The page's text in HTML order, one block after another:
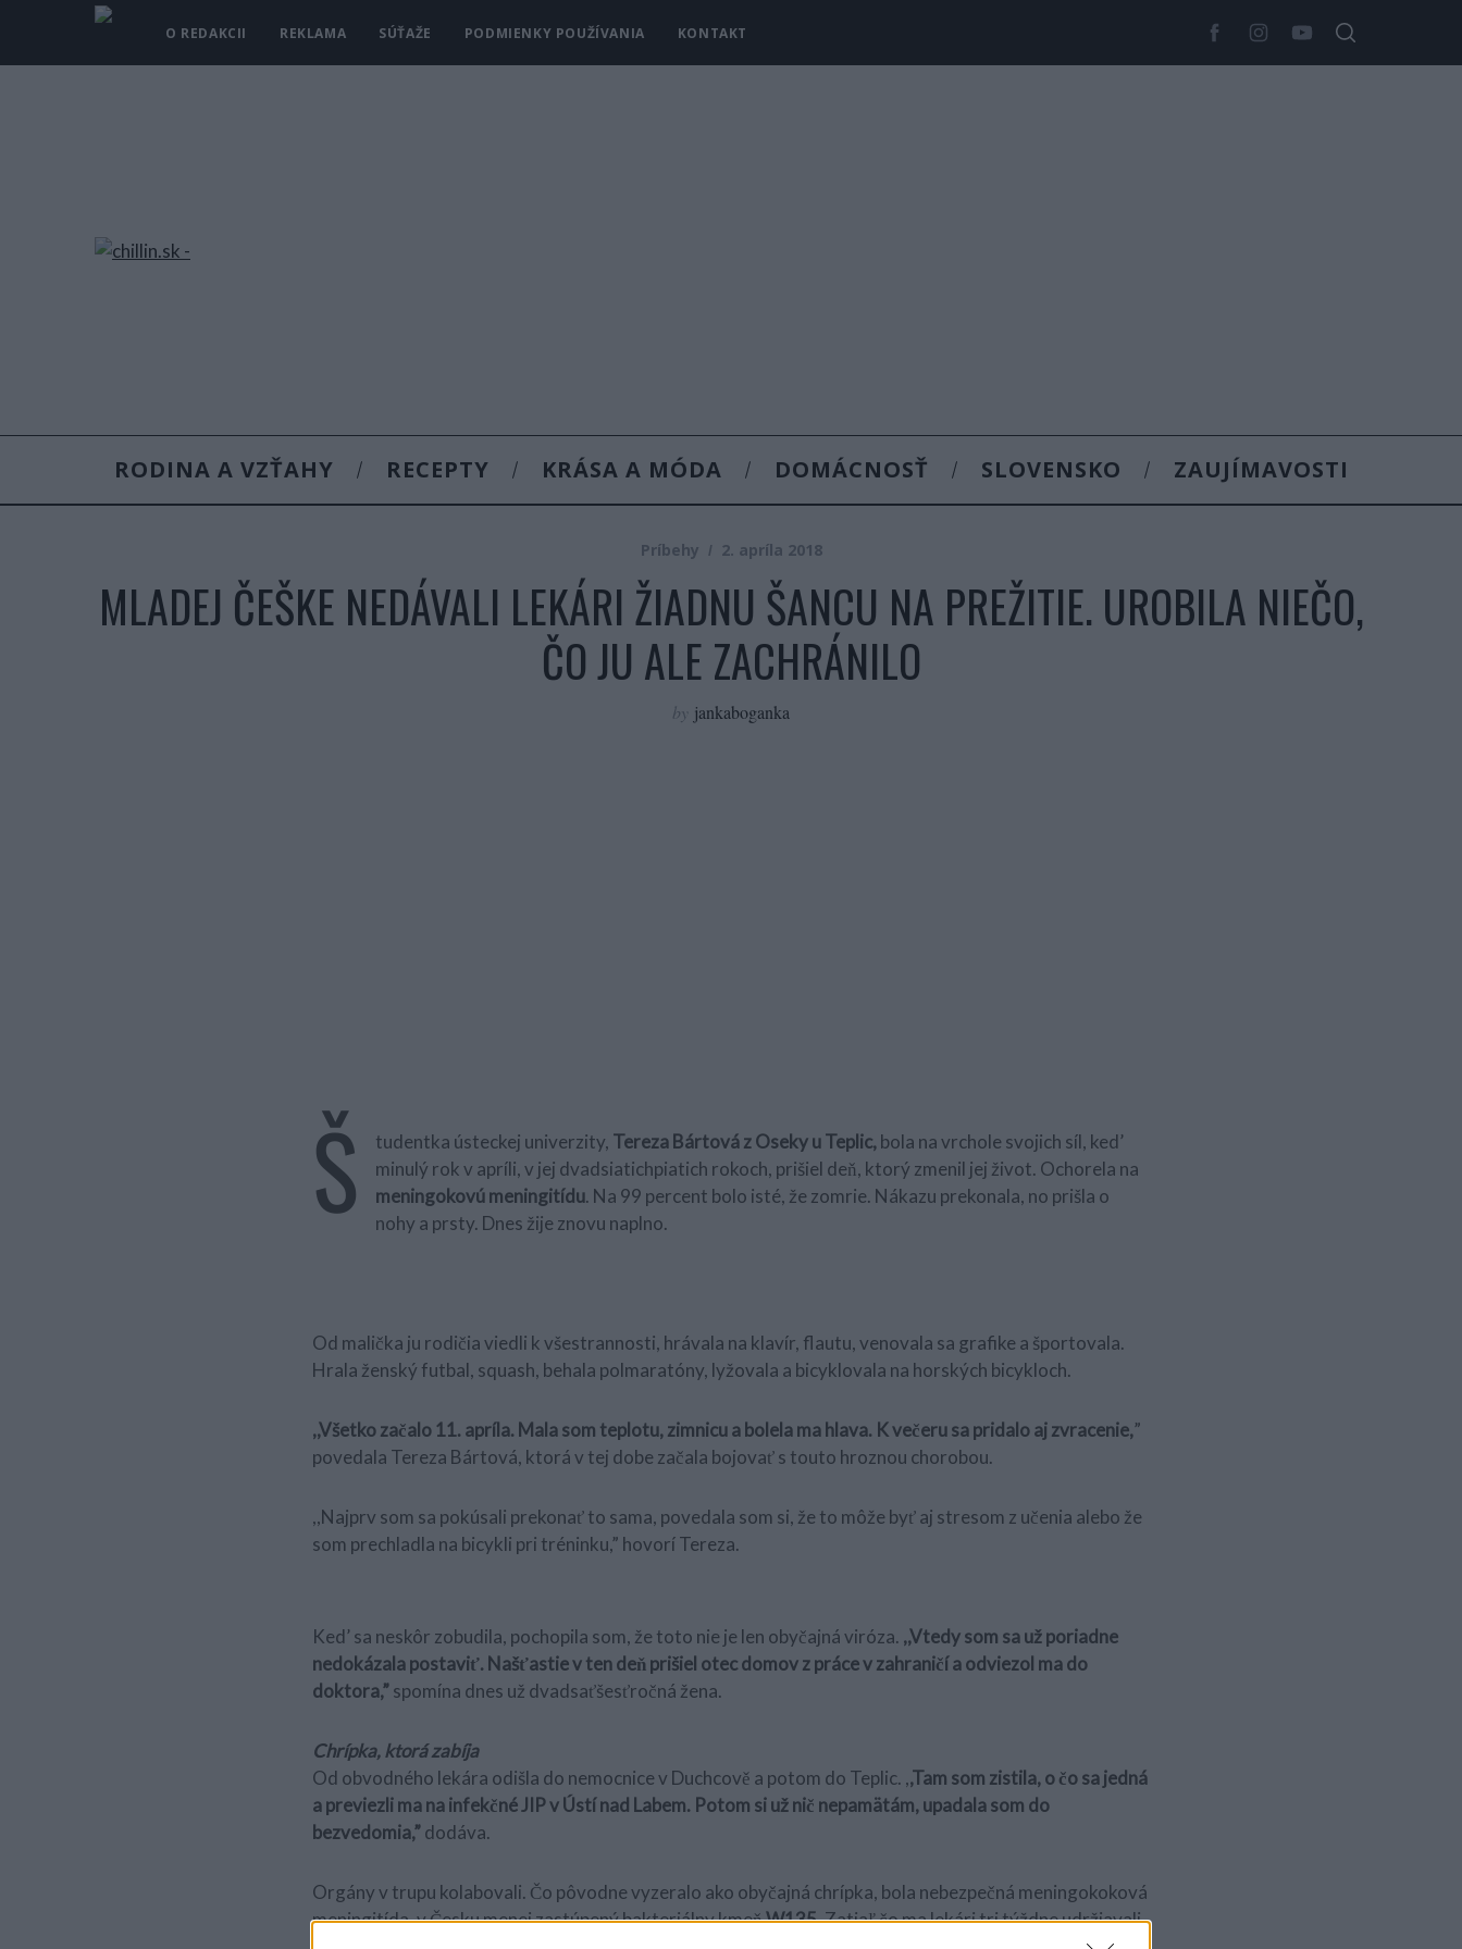
O REDAKCII REKLAMA SÚŤAŽE PODMIENKY POUŽÍVANIA KONTAKT
RODINA A VZŤAHY RECEPTY KRÁSA A MÓDA DOMÁCNOSŤ SLOVENSKO ZAUJÍMAVOSTI
Príbehy 2. apríla 2018
MLADEJ ČEŠKE NEDÁVALI LEKÁRI ŽIADNU ŠANCU NA PREŽITIE. UROBILA NIEČO,
ČO JU ALE ZACHRÁNILO
by jankaboganka
Š tudentka ústeckej univerzity, Tereza Bártová z Oseky u Teplic,bola na vrchole svojich síl, ked’
minulý rok v apríli, v jej dvadsiatichpiatich rokoch, prišiel deň, ktorý zmenil jej život. Ochorela na
meningokovú meningitídu. Na 99 percent bolo isté, že zomrie. Nákazu prekonala, no prišla o
nohy a prsty. Dnes žije znovu naplno.
Od malička ju rodičia viedli k všestrannosti, hrávala na klavír, flautu, venovala sa grafike a športovala.
Hrala ženský futbal, squash, behala polmaratóny, lyžovala a bicyklovala na horských bicykloch.
,,Všetko začalo 11. apríla. Mala som teplotu, zimnicu a bolela ma hlava. K večeru sa pridalo aj zvracenie,”
povedala Tereza Bártová, ktorá v tej dobe začala bojovať s touto hroznou chorobou.
,,Najprv som sa pokúsali prekonať to sama, povedala som si, že to môže byť aj stresom z učenia alebo že
som prechladla na bicykli pri tréninku,” hovorí Tereza.
Ked’ sa neskôr zobudila, pochopila som, že toto nie je len obyčajná viróza. ,,Vtedy som sa už poriadne
nedokázala postaviť. Našťastie v ten deň prišiel otec domov z práce v zahraničí a odviezol ma do
doktora,”spomína dnes už dvadsaťšesťročná žena.
Chrípka, ktorá zabíja
Od obvodného lekára odišla do nemocnice v Duchcově a potom do Teplic. ,,Tam som zistila, o čo sa jedná
a previezli ma na infekčné JIP v Ústí nad Labem. Potom si už nič nepamätám, upadala som do
bezvedomia,”dodáva.
Orgány v trupu kolabovali. Čo pôvodne vyzeralo ako obyčajná chrípka, bola nebezpečná meningokoková
meningitída, v Česku menej zastúpený bakteriálny kmeňW135. Zatiaľ čo ma lekári tri týždne udržiavali